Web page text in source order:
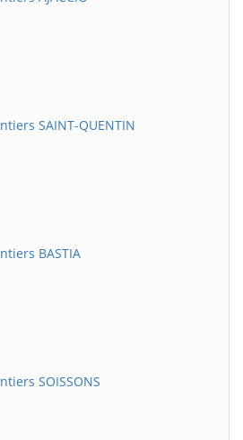
SAINT-QUENTIN
BASTIA
SOISSONS